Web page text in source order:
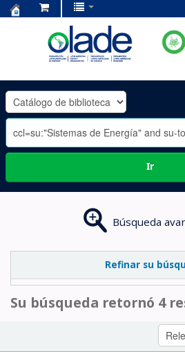
OLADE
-
Ir
Búsqueda
Refinar su
Su búsqueda retornó 4